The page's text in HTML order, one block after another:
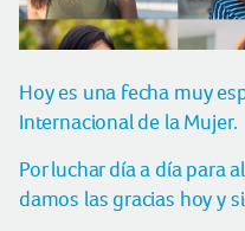
Hoy es una fecha muy
Internacional de la Mujer.
Por luchar día a día para
damos las gracias hoy y